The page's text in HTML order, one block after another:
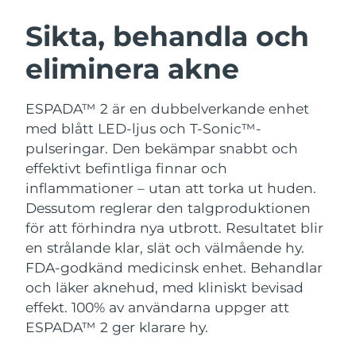
Sikta, behandla och
eliminera akne
ESPADA™ 2 är en dubbelverkande enhet
med blått LED-ljus och T-Sonic™-
pulseringar. Den bekämpar snabbt och
effektivt befintliga finnar och
inflammationer – utan att torka ut huden.
Dessutom reglerar den talgproduktionen
för att förhindra nya utbrott. Resultatet blir
en strålande klar, slät och välmående hy.
FDA-godkänd medicinsk enhet. Behandlar
och läker aknehud, med kliniskt bevisad
effekt. 100% av användarna uppger att
ESPADA™ 2 ger klarare hy.
LUNA™ 4-paket
Anti-aging massage
LUNA™ 4 Plus
Massage, LED heating
LUNA™ 4 Men
For men, anti-aging massage
BEAR™ 2-paket
Microcurrent toning
BEAR™ 2 go
Microcurrent toning on-the-go
BEAR™ 2 eyes & lips
Microcurrent line smoothing device
Återfuktning
UFO™ 3-paket
Deep facial hydration
UFO™ 3 LED
Near-infrared and red light therapy
device
Munvård
issa™ 4
Hybrid silicone sonic toothbrush
issa™ 4 plus
Smart hybrid silicone sonic toothbrush
FAQ™ ANTI-AGING-BEHANDLING
Anti-aging LED-behandlingar
NEW
Österrike Förväntad leverans8/9/26
Bahrain Förväntad leverans
Belgien
Bermuda Förväntad leverans
Bosnien och
Hercegovina
Förväntad leverans8/12/26
Brunei Förväntad leverans8/14/26
Bulgarien Förväntad leverans8/9/26
Kanada Förväntad leverans